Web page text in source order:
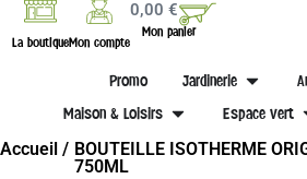
La boutiqueMon compte
0,00€
Mon panier
Promo Jardinerie
Maison & Loisirs
Espace vert
Accueil / BOUTEILLE ISOTHERME
750ML